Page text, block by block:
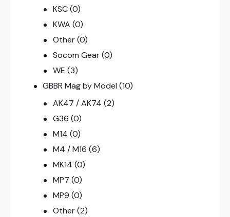
KSC (0)
KWA (0)
Other (0)
Socom Gear (0)
WE (3)
GBBR Mag by Model (10)
AK47 / AK74 (2)
G36 (0)
M14 (0)
M4 / M16 (6)
MK14 (0)
MP7 (0)
MP9 (0)
Other (2)